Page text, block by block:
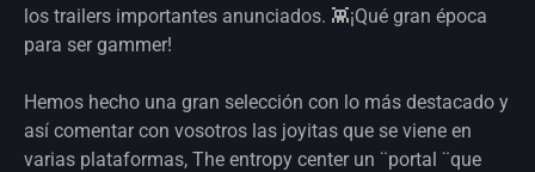
los trailers importantes anunciados. 👾¡Qué gran época
para ser gammer!
Hemos hecho una gran selección con lo más destacado y
así comentar con vosotros las joyitas que se viene en
varias plataformas, The entropy center un ¨portal ¨que